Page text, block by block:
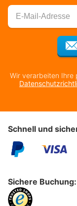
Wir verarbeiten Ihre
Schnell und
Sichere Buchung: